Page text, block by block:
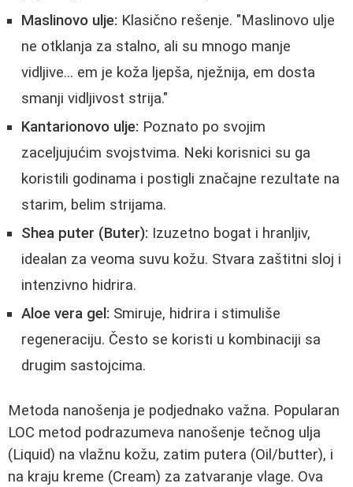
Maslinovo ulje: Klasično rešenje. "Maslinovo ulje
ne otklanja za stalno, ali su mnogo manje
vidljive... em je koža ljepša, nježnija, em dosta
smanji vidljivost strija."
Kantarionovo ulje: Poznato po svojim
zaceljujućim svojstvima. Neki korisnici su ga
koristili godinama i postigli značajne rezultate na
starim, belim strijama.
Shea puter (Buter): Izuzetno bogat i hranljiv,
idealan za veoma suvu kožu. Stvara zaštitni sloj i
intenzivno hidrira.
Aloe vera gel: Smiruje, hidrira i stimuliše
regeneraciju. Često se koristi u kombinaciji sa
drugim sastojcima.
Metoda nanošenja je podjednako važna. Popularan
LOC metod podrazumeva nanošenje tečnog ulja
(Liquid) na vlažnu kožu, zatim putera (Oil/butter), i
na kraju kreme (Cream) za zatvaranje vlage. Ova